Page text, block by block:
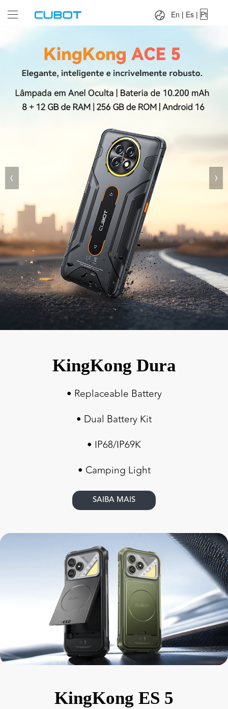
En | Es | Pt
KingKong Dura
• Replaceable Battery
• Dual Battery Kit
• IP68/IP69K
• Camping Light
SAIBA MAIS
KingKong ES 5